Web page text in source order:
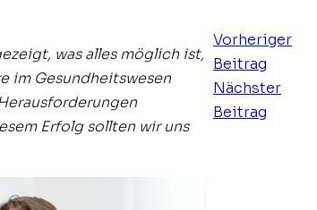
was alles möglich ist,
im Gesundheitswesen
Erfolg sollten wir uns
Vorheriger
Beitrag
Nächster
Beitrag